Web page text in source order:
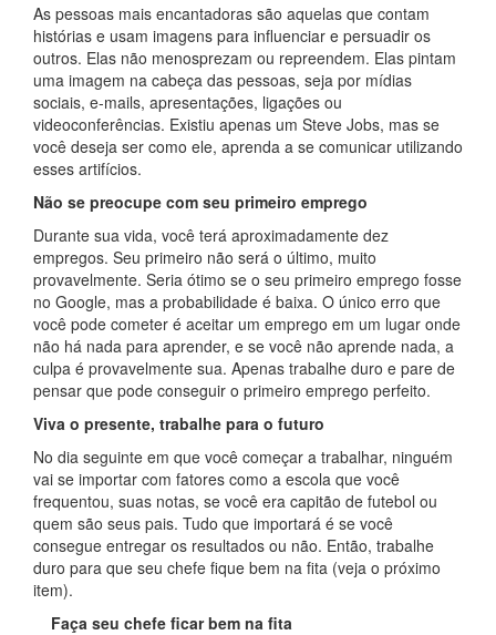
As pessoas mais encantadoras são aquelas que contam
histórias e usam imagens para influenciar e persuadir os
outros. Elas não menosprezam ou repreendem. Elas pintam
uma imagem na cabeça das pessoas, seja por mídias
sociais, e-mails, apresentações, ligações ou
videoconferências. Existiu apenas um Steve Jobs, mas se
você deseja ser como ele, aprenda a se comunicar utilizando
esses artifícios.
Não se preocupe com seu primeiro emprego
Durante sua vida, você terá aproximadamente dez
empregos. Seu primeiro não será o último, muito
provavelmente. Seria ótimo se o seu primeiro emprego fosse
no Google, mas a probabilidade é baixa. O único erro que
você pode cometer é aceitar um emprego em um lugar onde
não há nada para aprender, e se você não aprende nada, a
culpa é provavelmente sua. Apenas trabalhe duro e pare de
pensar que pode conseguir o primeiro emprego perfeito.
Viva o presente, trabalhe para o futuro
No dia seguinte em que você começar a trabalhar, ninguém
vai se importar com fatores como a escola que você
frequentou, suas notas, se você era capitão de futebol ou
quem são seus pais. Tudo que importará é se você
consegue entregar os resultados ou não. Então, trabalhe
duro para que seu chefe fique bem na fita (veja o próximo
item).
Faça seu chefe ficar bem na fita